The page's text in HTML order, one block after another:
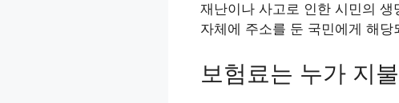
재난이나 사고로 인한 시민의 생
자체에 주소를 둔 국민에게 해당
보험료는 누가 지